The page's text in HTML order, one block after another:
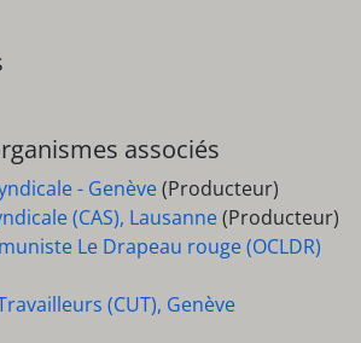
associés
- Genève(Producteur)
(CAS), Lausanne(Producteur)
Le Drapeau rouge (OCLDR)
(CUT), Genève